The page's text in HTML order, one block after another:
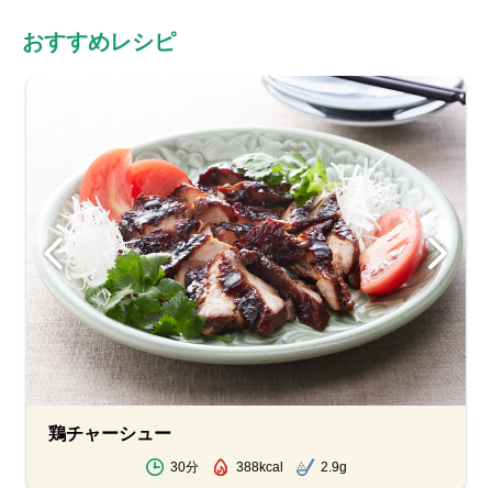
おすすめレシピ
鶏チャーシュー
30分 388kcal 2.9g